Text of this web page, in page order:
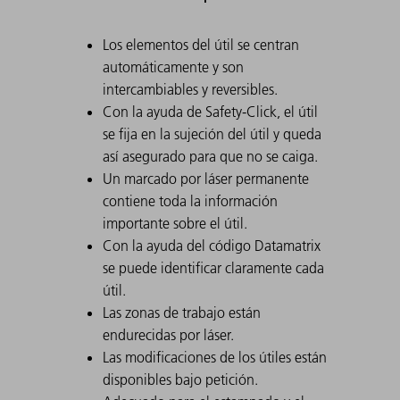
Los elementos del útil se centran
automáticamente y son
intercambiables y reversibles.
Con la ayuda de Safety-Click, el útil
se fija en la sujeción del útil y queda
así asegurado para que no se caiga.
Un marcado por láser permanente
contiene toda la información
importante sobre el útil.
Con la ayuda del código Datamatrix
se puede identificar claramente cada
útil.
Las zonas de trabajo están
endurecidas por láser.
Las modificaciones de los útiles están
disponibles bajo petición.